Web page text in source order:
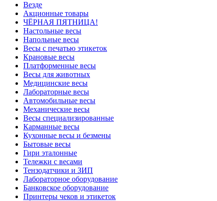
Везде
Акционные товары
ЧЁРНАЯ ПЯТНИЦА!
Настольные весы
Напольные весы
Весы с печатью этикеток
Крановые весы
Платформенные весы
Весы для животных
Медицинские весы
Лабораторные весы
Автомобильные весы
Механические весы
Весы специализированные
Карманные весы
Кухонные весы и безмены
Бытовые весы
Гири эталонные
Тележки с весами
Тензодатчики и ЗИП
Лабораторное оборудование
Банковское оборудование
Принтеры чеков и этикеток